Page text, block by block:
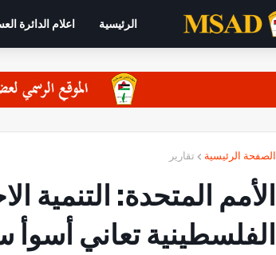
الرئيسية اعلام الدائرة
الصفحة الرئيسية تقارير
الأمم المتحدة: التنمية
الفلسطينية تعاني أسوأ